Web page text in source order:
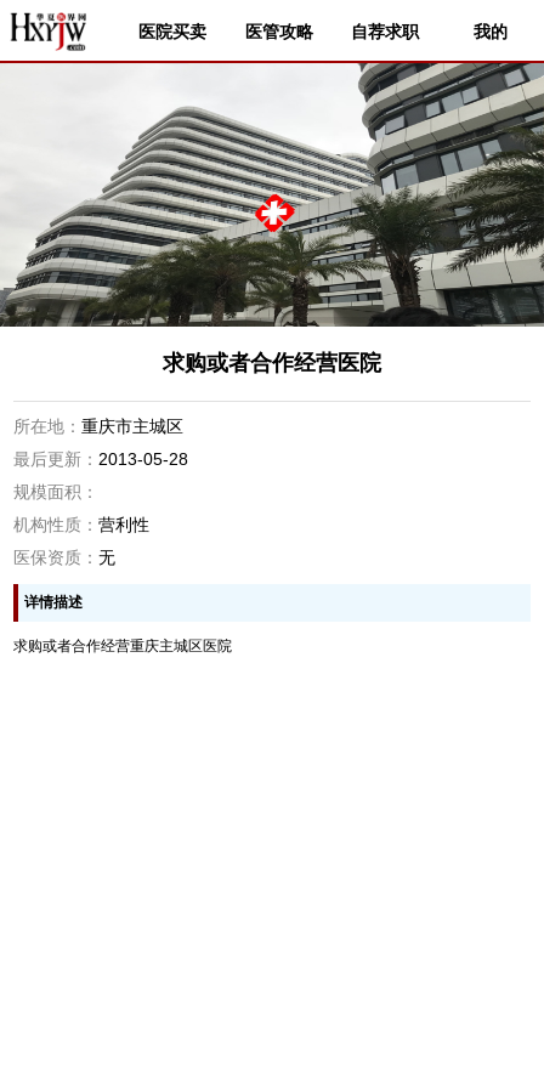
医院买卖 医管攻略 自荐求职 我的
求购或者合作经营医院
所在地：重庆市主城区
最后更新： 2013-05-28
规模面积：
机构性质：营利性
医保资质：无
详情描述
求购或者合作经营重庆主城区医院